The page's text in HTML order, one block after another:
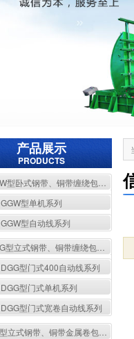
产品展示
PRODUCTS
GGW型卧式钢带、铜带缠绕包装自动流水线与单机系列
GGW型单机系列
GGW型自动线系列
DGG型立式钢带、铜带缠绕包装自动流水线与单机系列
DGG型门式400自动线系列
DGG型门式单机系列
DGG型门式宽卷自动线系列
GG型立式钢带、铜带金属卷包装机系列